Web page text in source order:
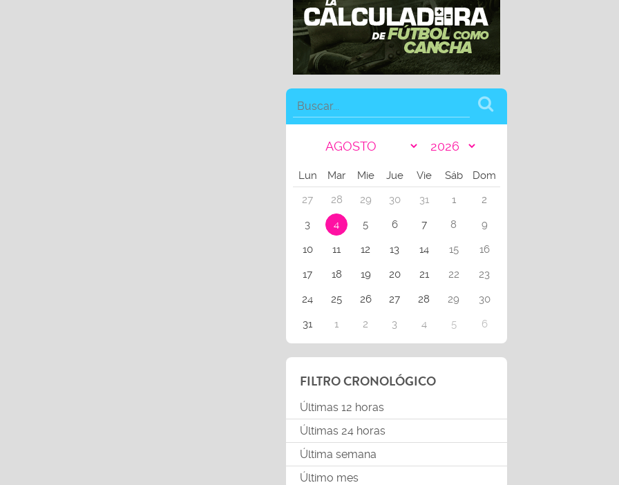
Lun Mar Mie Jue Vie Sáb
Dom
27
28 29 30 31 1
2
3
4 5 6 7 8
9
10
11 12 13 14 15
16
17
18 19 20 21 22
23
24
25 26 27 28 29
30
31
1 2 3 4 5 6
FILTRO CRONOLÓGICO
Últimas 12 horas
Últimas 24 horas
Última semana
Último mes